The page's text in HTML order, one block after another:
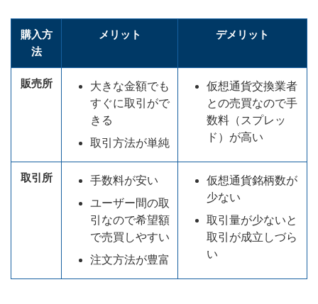
購入方
法
メリット デメリット
販売所
大きな金額でも
すぐに取引がで
きる
取引方法が単純
仮想通貨交換業者
との売買なので手
数料（スプレッ
ド）が高い
取引所
手数料が安い
ユーザー間の取
引なので希望額
で売買しやすい
注文方法が豊富
仮想通貨銘柄数が
少ない
取引量が少ないと
取引が成立しづら
い